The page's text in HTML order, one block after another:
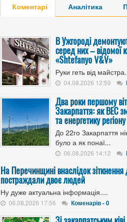
Коментарі Аналітика
В Ужгороді
серед них – відомої
«Shtefanyo V&V»
Руки геть від
04.08.2026 12:59
Два роки першому
Закарпаття: як ВЕС
та енергетику регіону
До 22го Закарпаття
було а як понаї...
06.08.2026 14:12
На Перечинщині внаслідок зіткнення
постраждали двоє людей
Ну дуже актуальна інформація....
06.08.2026 17:56 Коменарів - 0